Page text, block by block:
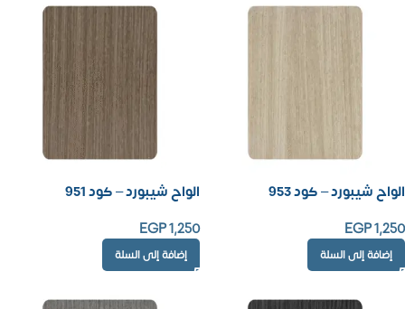
الواح شيبورد – كود 953
EGP1,250
إضافة إلى السلة
الواح شيبورد – كود 951
EGP1,250
إضافة إلى السلة